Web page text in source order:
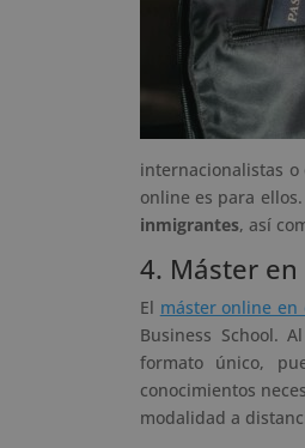
internacionalistas
online es para
inmigrantes, así
4. Máster en
El máster online en
Business School.
formato único,
conocimientos
modalidad a